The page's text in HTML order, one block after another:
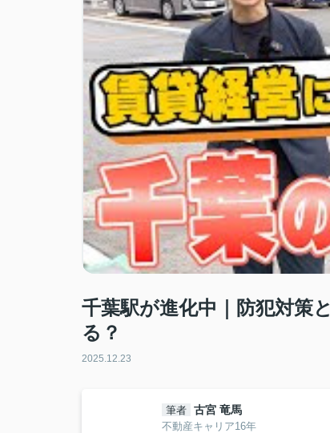
千葉駅が進化中｜防犯対策
る？
2025.12.23
筆者 古宮 竜馬
不動産キャリア16年